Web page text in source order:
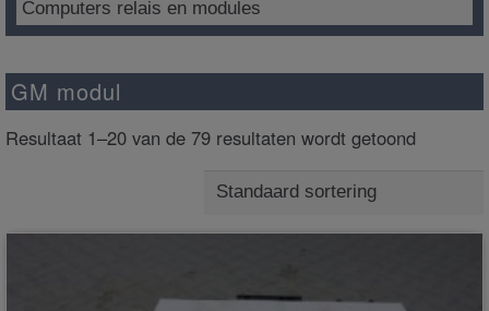
GM modul
Resultaat 1–20 van de 79 resultaten wordt getoond